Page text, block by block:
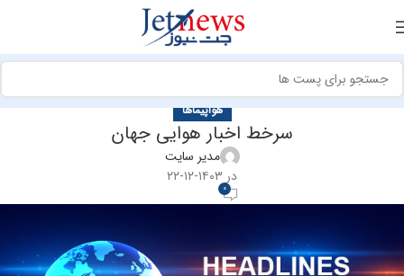
هواپیماها
سرخط اخبار هوایی جهان
مدیر سایت
در ۱۴۰۳-۱۲-۲۲
0